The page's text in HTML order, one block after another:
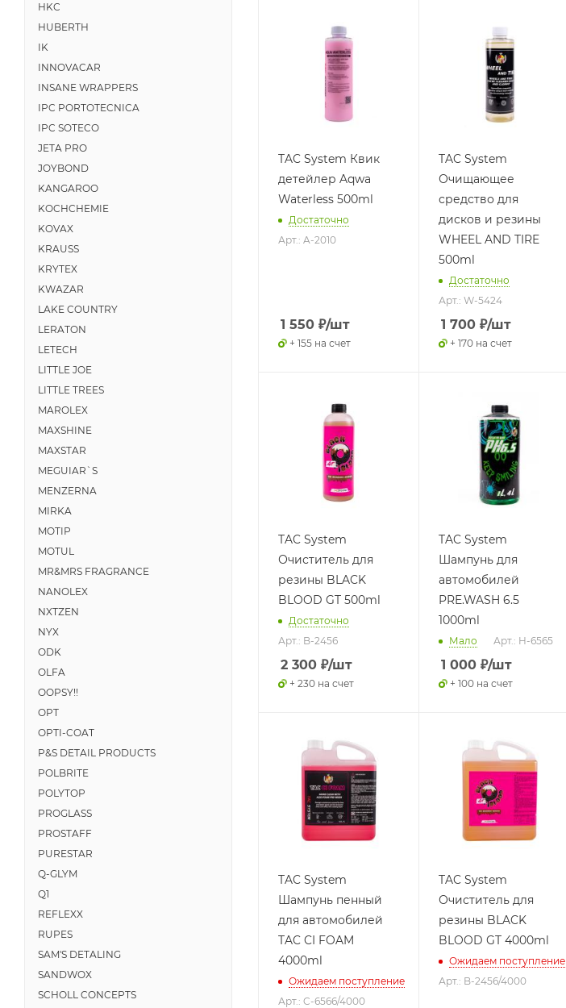
TAC System Квик
детейлер Aqwa
Waterless 500ml
Достаточно
Арт.: A-2010
1 550 ₽/шт
+ 155 на счет
TAC System
Очищающее
средство для
дисков и резины
WHEEL AND TIRE
500ml
Достаточно
Арт.: W-5424
1 700₽/шт
+ 170 на счет
TAC System
Очиститель для
резины BLACK
BLOOD GT 500ml
Достаточно
Арт.: B-2456
2 300 ₽/шт
+ 230 на счет
TAC System
Шампунь для
автомобилей
PRE.WASH 6.5
1000ml
Мало Арт.: H-6565
1 000₽/шт
+ 100 на счет
TAC System
Шампунь пенный
для автомобилей
TAC CI FOAM
4000ml
Ожидаем поступление
Арт.: C-6566/4000
TAC System
Очиститель для
резины BLACK
BLOOD GT 4000ml
Ожидаем поступление
Арт.: B-2456/4000
HKC
HUBERTH
IK
INNOVACAR
INSANE WRAPPERS
IPC PORTOTECNICA
IPC SOTECO
JETA PRO
JOYBOND
KANGAROO
KOCHCHEMIE
KOVAX
KRAUSS
KRYTEX
KWAZAR
LAKE COUNTRY
LERATON
LETECH
LITTLE JOE
LITTLE TREES
MAROLEX
MAXSHINE
MAXSTAR
MEGUIAR`S
MENZERNA
MIRKA
MOTIP
MOTUL
MR&MRS FRAGRANCE
NANOLEX
NXTZEN
NYX
ODK
OLFA
OOPSY!!
OPT
OPTI-COAT
P&S DETAIL PRODUCTS
POLBRITE
POLYTOP
PROGLASS
PROSTAFF
PURESTAR
Q-GLYM
Q1
REFLEXX
RUPES
SAM'S DETALING
SANDWOX
SCHOLL CONCEPTS